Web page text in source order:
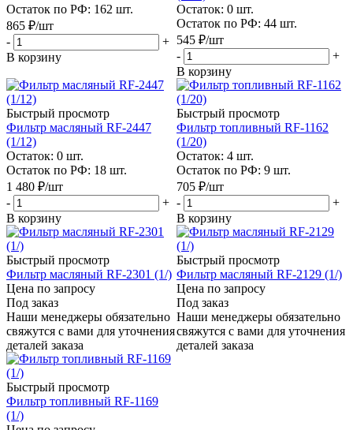
Остаток по РФ: 162 шт.
865 ₽/шт
-
+
В корзину
Остаток: 0 шт.
Остаток по РФ: 44 шт.
545 ₽/шт
-
+
В корзину
Быстрый просмотр
Фильтр масляный RF-2447
(1/12)
Остаток: 0 шт.
Остаток по РФ: 18 шт.
1 480 ₽/шт
-
+
В корзину
Быстрый просмотр
Фильтр топливный RF-1162
(1/20)
Остаток: 4 шт.
Остаток по РФ: 9 шт.
705 ₽/шт
-
+
В корзину
Быстрый просмотр
Фильтр масляный RF-2301 (1/)
Цена по запросу
Под заказ
Наши менеджеры обязательно
свяжутся с вами для уточнения
деталей заказа
Быстрый просмотр
Фильтр масляный RF-2129 (1/)
Цена по запросу
Под заказ
Наши менеджеры обязательно
свяжутся с вами для уточнения
деталей заказа
Быстрый просмотр
Фильтр топливный RF-1169
(1/)